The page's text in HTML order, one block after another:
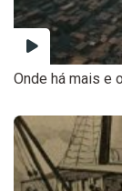
Onde há mais e